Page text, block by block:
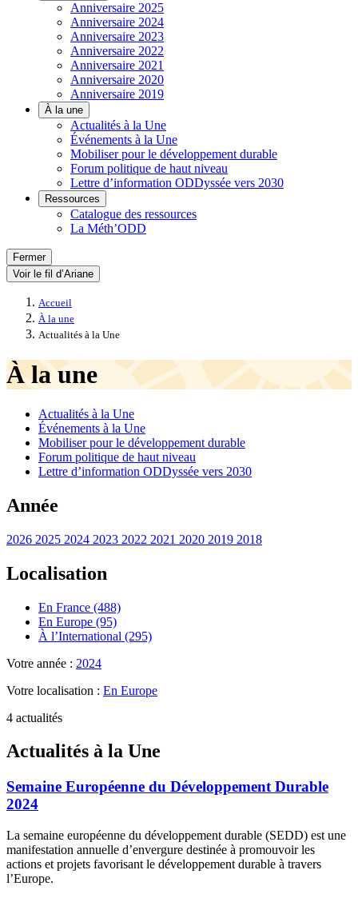
Anniversaire 2025
Anniversaire 2024
Anniversaire 2023
Anniversaire 2022
Anniversaire 2021
Anniversaire 2020
Anniversaire 2019
À la une
Actualités à la Une
Événements à la Une
Mobiliser pour le développement durable
Forum politique de haut niveau
Lettre d’information ODDyssée vers 2030
Ressources
Catalogue des ressources
La Méth’ODD
Fermer
Voir le fil d’Ariane
Accueil
À la une
Actualités à la Une
À la une
Actualités à la Une
Événements à la Une
Mobiliser pour le développement durable
Forum politique de haut niveau
Lettre d’information ODDyssée vers 2030
Année
2026 2025 2024 2023 2022 2021 2020 2019 2018
Localisation
En France (488)
En Europe (95)
À l’International (295)
Votre année : 2024
Votre localisation : En Europe
4 actualités
Actualités à la Une
Semaine Européenne du Développement Durable
2024
La semaine européenne du développement durable (SEDD) est une
manifestation annuelle d’envergure destinée à promouvoir les
actions et projets favorisant le développement durable à travers
l’Europe.